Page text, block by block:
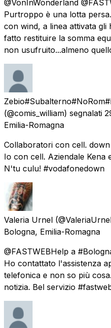
@VonInWonderland
Purtroppo è una lotta
con wind, a linea attivata gli
fatto restituire la somma
non usufruito...almeno
(@comis_william) segnalati
Emilia-Romagna
Collaboratori con cell.
Io con cell. Aziendale Kena
N'tu culu! #vodafonedown
Valeria Urnel
Bologna, Emilia-Romagna
@FASTWEBHelp a
Ho contattato l'assistenza
telefonica e non so più
notizia. Bel servizio